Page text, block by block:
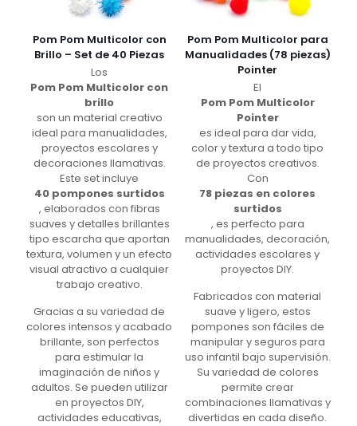
Pom Pom Multicolor con
Brillo – Set de 40 Piezas
Los
Pom Pom Multicolor con
brillo
son un material creativo
ideal para manualidades,
proyectos escolares y
decoraciones llamativas.
Este set incluye
40 pompones surtidos
, elaborados con fibras
suaves y detalles brillantes
tipo escarcha que aportan
textura, volumen y un efecto
visual atractivo a cualquier
trabajo creativo.
Gracias a su variedad de
colores intensos y acabado
brillante, son perfectos
para estimular la
imaginación de niños y
adultos. Se pueden utilizar
en proyectos DIY,
actividades educativas,
Pom Pom Multicolor para
Manualidades (78 piezas)
Pointer
El
Pom Pom Multicolor
Pointer
es ideal para dar vida,
color y textura a todo tipo
de proyectos creativos.
Con
78 piezas en colores
surtidos
, es perfecto para
manualidades, decoración,
actividades escolares y
proyectos DIY.
Fabricados con material
suave y ligero, estos
pompones son fáciles de
manipular y seguros para
uso infantil bajo supervisión.
Su variedad de colores
permite crear
combinaciones llamativas y
divertidas en cada diseño.